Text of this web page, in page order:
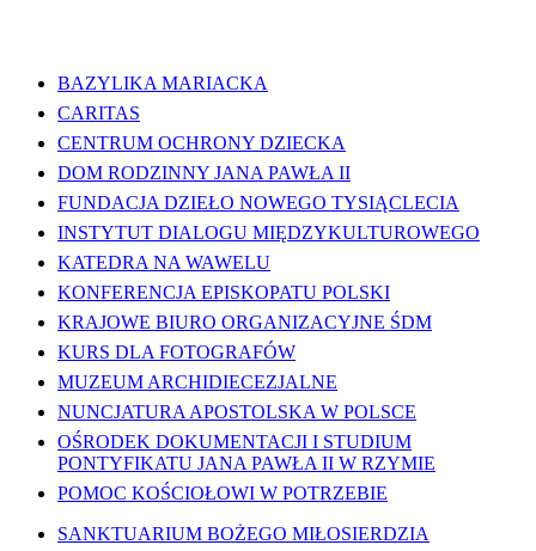
BAZYLIKA MARIACKA
CARITAS
CENTRUM OCHRONY DZIECKA
DOM RODZINNY JANA PAWŁA II
FUNDACJA DZIEŁO NOWEGO TYSIĄCLECIA
INSTYTUT DIALOGU MIĘDZYKULTUROWEGO
KATEDRA NA WAWELU
KONFERENCJA EPISKOPATU POLSKI
KRAJOWE BIURO ORGANIZACYJNE ŚDM
KURS DLA FOTOGRAFÓW
MUZEUM ARCHIDIECEZJALNE
NUNCJATURA APOSTOLSKA W POLSCE
OŚRODEK DOKUMENTACJI I STUDIUM
PONTYFIKATU JANA PAWŁA II W RZYMIE
POMOC KOŚCIOŁOWI W POTRZEBIE
SANKTUARIUM BOŻEGO MIŁOSIERDZIA